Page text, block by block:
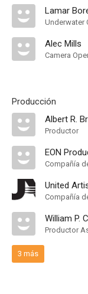
Lamar
Underwater
Alec Mills
Camera
Producción
Albert R.
Productor
EON
United
William P.
Productor
3 más